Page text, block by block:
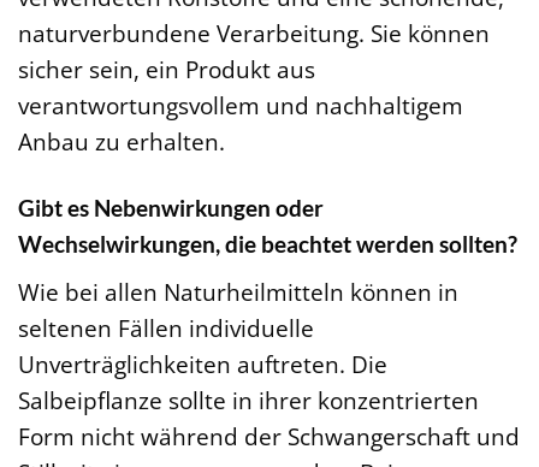
naturverbundene Verarbeitung. Sie können
sicher sein, ein Produkt aus
verantwortungsvollem und nachhaltigem
Anbau zu erhalten.
Gibt es Nebenwirkungen oder
Wechselwirkungen, die beachtet werden sollten?
Wie bei allen Naturheilmitteln können in
seltenen Fällen individuelle
Unverträglichkeiten auftreten. Die
Salbeipflanze sollte in ihrer konzentrierten
Form nicht während der Schwangerschaft und